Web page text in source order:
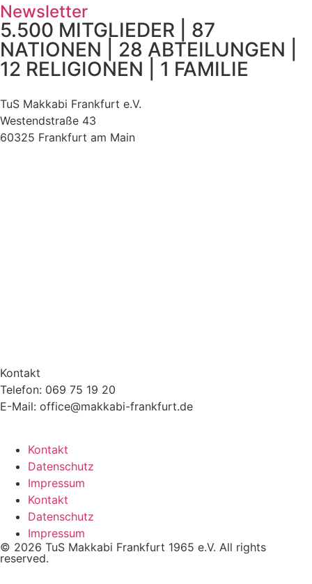
Newsletter
5.500 MITGLIEDER | 87
NATIONEN | 28 ABTEILUNGEN |
12 RELIGIONEN | 1 FAMILIE
TuS Makkabi Frankfurt e.V.
Westendstraße 43
60325 Frankfurt am Main
Kontakt
Telefon: 069 75 19 20
E-Mail: office@makkabi-frankfurt.de
Kontakt
Datenschutz
Impressum
Kontakt
Datenschutz
Impressum
© 2026 TuS Makkabi Frankfurt 1965 e.V. All rights
reserved.